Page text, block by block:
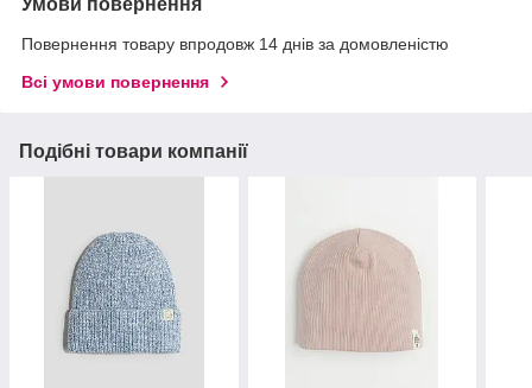
Умови повернення
Повернення товару впродовж 14 днів за домовленістю
Всі умови повернення
Подібні товари компанії